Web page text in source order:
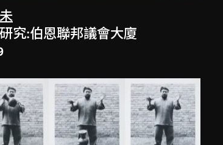
究:伯恩聯邦議會大廈